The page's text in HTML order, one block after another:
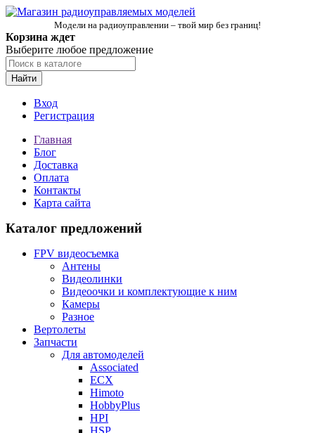
Модели на радиоуправлении – твой мир без границ!
Корзина ждет
Выберите любое предложение
Найти
Вход
Регистрация
Главная
Блог
Доставка
Оплата
Контакты
Карта сайта
Каталог предложений
FPV видеосъемка
Антены
Видеолинки
Видеоочки и комплектующие к ним
Камеры
Разное
Вертолеты
Запчасти
Для автомоделей
Associated
ECX
Himoto
HobbyPlus
HPI
HSP